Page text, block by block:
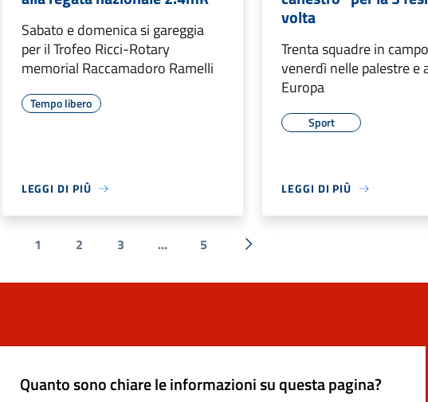
Sabato e domenica si gareggia
per il Trofeo Ricci-Rotary
memorial Raccamadoro Ramelli
Tempo libero
LEGGI DI PIÙ
volta
Trenta squadre in
venerdì nelle palestre e
Europa
Sport
LEGGI DI PIÙ
precedente
1 2 3 ... 5
Successiva »
Quanto sono chiare le informazioni su questa pagina?